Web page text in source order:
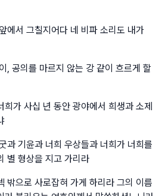
에서 그칠지어다 네 비파 소리도 내가
, 공의를 마르지 않는 강 같이 흐르게 할
희가 사십 년 동안 광야에서 희생과 소제
과 기윤과 너희 우상들과 너희가 너희를
별 형상을 지고 가리라
밖으로 사로잡혀 가게 하리라 그의 이름